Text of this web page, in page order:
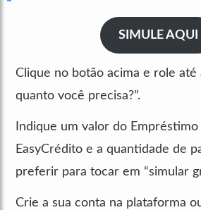
SIMULE AQUI
Clique no botão acima e role até
quanto você precisa?”.
Indique um valor do Empréstimo
EasyCrédito e a quantidade de
preferir para tocar em “simular
Crie a sua conta na plataforma